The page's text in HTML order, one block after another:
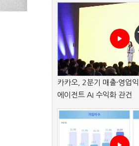
카카오, 2분기 매출·영업
에이전트 AI 수익화 관건